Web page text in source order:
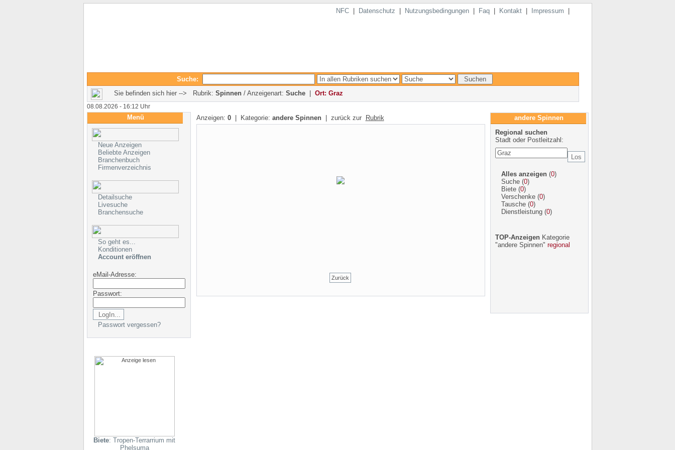
NFC| Datenschutz Nutzungsbedingungen| Faq| Kontakt| Impressum
Suche:
Sie befinden sich hier --> Rubrik: Spinnen/ Anzeigenart: Suche| Ort: Graz
08.08.2026 - 16:12 Uhr
Menü
Neue Anzeigen
Beliebte Anzeigen
Branchenbuch
Firmenverzeichnis
Detailsuche
Livesuche
Branchensuche
So geht es...
Konditionen
Account eröffnen
eMail-Adresse:
Passwort:
Passwort vergessen?
Biete: Tropen-Terrarrium mit
Phelsuma
Anzeigen: 0| Kategorie: andere Spinnen| zurück zur Rubrik
Zurück
andere Spinnen
Regional suchen
Stadt oder Postleitzahl:
Alles anzeigen(0)
Suche(0)
Biete(0)
Verschenke(0)
Tausche(0)
Dienstleistung(0)
TOP-AnzeigenKategorie
"andere Spinnen" regional